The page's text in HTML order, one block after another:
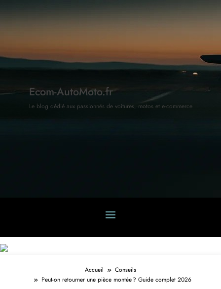
Ecom-AutoMoto.fr
Le blog dédié aux passionnés de voitures, motos et e-commerce
Accueil
Conseils
Peut-on retourner une pièce montée ? Guide complet 2026